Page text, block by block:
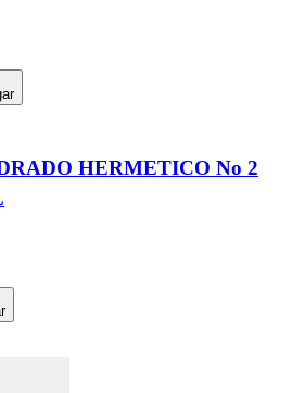
HERMETICO No 2